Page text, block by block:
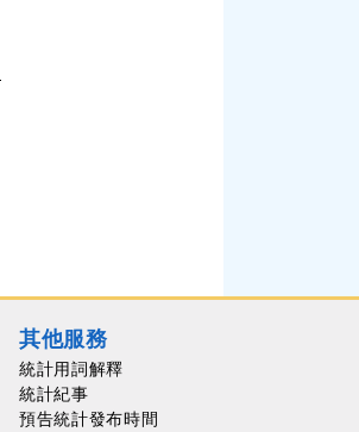
其他服務
統計用詞解釋
統計紀事
預告統計發布時間